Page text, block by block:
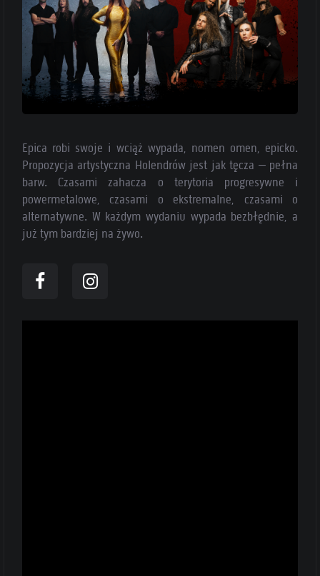
Epica robi swoje i wciąż wypada, nomen omen, epicko.
Propozycja artystyczna Holendrów jest jak tęcza – pełna
barw. Czasami zahacza o terytoria progresywne i
powermetalowe, czasami o ekstremalne, czasami o
alternatywne. W każdym wydaniu wypada bezbłędnie, a
już tym bardziej na żywo.